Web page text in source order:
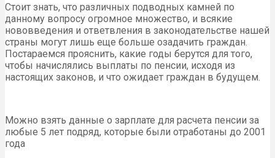
Стоит знать, что различных подводных камней по
данному вопросу огромное множество, и всякие
нововведения и ответвления в законодательстве нашей
страны могут лишь еще больше озадачить граждан.
Постараемся прояснить, какие годы берутся для того,
чтобы начислялись выплаты по пенсии, исходя из
настоящих законов, и что ожидает граждан в будущем.
Можно взять данные о зарплате для расчета пенсии за
любые 5 лет подряд, которые были отработаны до 2001
года